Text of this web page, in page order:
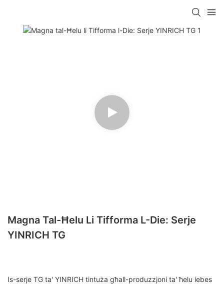
Magna Tal-Ħelu Li Tifforma L-Die: Serje
YINRICH TG
Is-serje TG ta' YINRICH tintuża għall-produzzjoni ta' ħelu iebes